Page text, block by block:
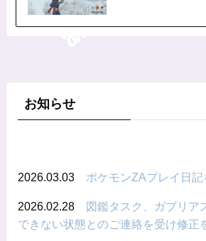
お知らせ
2026.03.03 ポケモンZAプレイ日記
2026.02.28 図鑑タスク、ガブリア
できない状態とのご連絡を受け修正